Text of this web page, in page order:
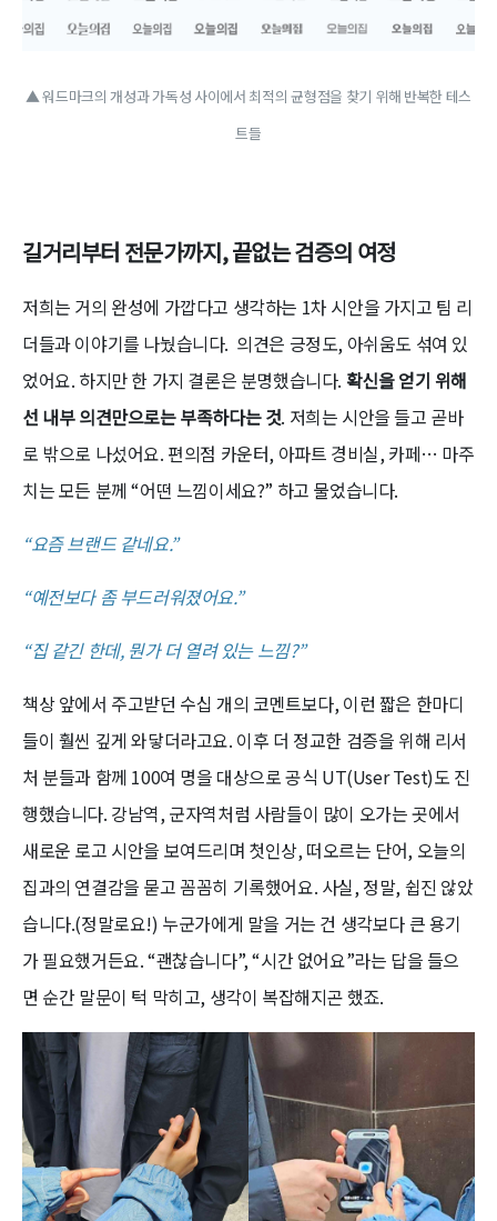
▲ 워드마크의 개성과 가독성 사이에서 최적의 균형점을 찾기 위해 반복한 테스
트들
길거리부터 전문가까지, 끝없는 검증의 여정
저희는 거의 완성에 가깝다고 생각하는 1차 시안을 가지고 팀 리
더들과 이야기를 나눴습니다. 의견은 긍정도, 아쉬움도 섞여 있
었어요. 하지만 한 가지 결론은 분명했습니다. 확신을 얻기 위해
선 내부 의견만으로는 부족하다는 것. 저희는 시안을 들고 곧바
로 밖으로 나섰어요. 편의점 카운터, 아파트 경비실, 카페… 마주
치는 모든 분께 “어떤 느낌이세요?” 하고 물었습니다.
“요즘 브랜드 같네요.”
“예전보다 좀 부드러워졌어요.”
“집 같긴 한데, 뭔가 더 열려 있는 느낌?”
책상 앞에서 주고받던 수십 개의 코멘트보다, 이런 짧은 한마디
들이 훨씬 깊게 와닿더라고요. 이후 더 정교한 검증을 위해 리서
처 분들과 함께 100여 명을 대상으로 공식 UT(User Test)도 진
행했습니다. 강남역, 군자역처럼 사람들이 많이 오가는 곳에서
새로운 로고 시안을 보여드리며 첫인상, 떠오르는 단어, 오늘의
집과의 연결감을 묻고 꼼꼼히 기록했어요. 사실, 정말, 쉽진 않았
습니다.(정말로요!) 누군가에게 말을 거는 건 생각보다 큰 용기
가 필요했거든요. “괜찮습니다”, “시간 없어요”라는 답을 들으
면 순간 말문이 턱 막히고, 생각이 복잡해지곤 했죠.